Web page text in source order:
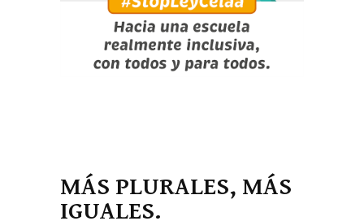
MÁS PLURALES, MÁS
IGUALES.